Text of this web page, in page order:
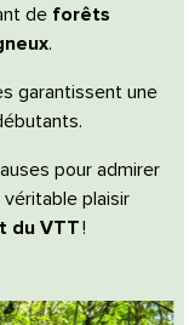
de forêts
.
garantissent une
pour admirer
plaisir
du VTT!